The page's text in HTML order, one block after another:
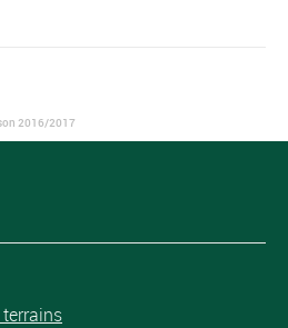
2016/2017